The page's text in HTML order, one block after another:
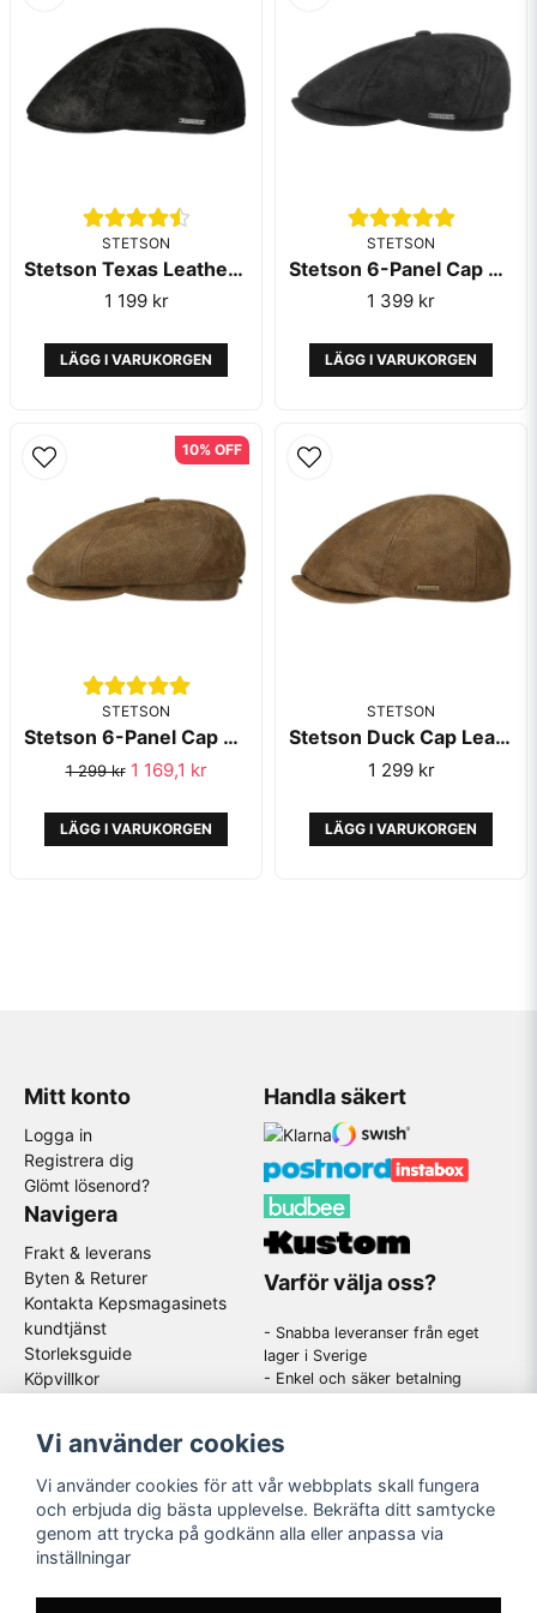
STETSON
Stetson Texas Leather Black
1 199 kr
LÄGG I VARUKORGEN
STETSON
Stetson 6-Panel Cap Leather Black
1 399 kr
LÄGG I VARUKORGEN
STETSON
Stetson 6-Panel Cap Leather Brown
1 299 kr 1 169,1 kr
LÄGG I VARUKORGEN
10% OFF
STETSON
Stetson Duck Cap Leather Brown
1 299 kr
LÄGG I VARUKORGEN
Mitt konto
Logga in
Registrera dig
Glömt lösenord?
Navigera
Frakt & leverans
Byten & Returer
Kontakta Kepsmagasinets
kundtjänst
Storleksguide
Köpvillkor
Om oss
Handla säkert
Varför välja oss?
- Snabba leveranser från eget
lager i Sverige
- Enkel och säker betalning
-En schysst kundtjänst som
Följ oss
Vi använder cookies
Vi använder cookies för att vår webbplats skall fungera
och erbjuda dig bästa upplevelse. Bekräfta ditt samtycke
genom att trycka på godkänn alla eller anpassa via
inställningar